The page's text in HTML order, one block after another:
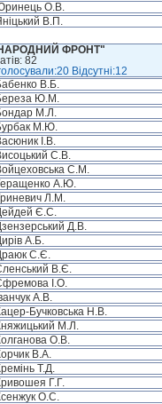
О.В.
В.П.
"НАРОДНИЙ ФРОНТ"
82
Відсутні:12
В.Б.
Ю.М.
М.Л.
М.Ю.
І.В.
С.В.
С.М.
А.Ю.
Л.М.
Є.С.
Д.В.
А.Б.
С.Є.
В.Є.
І.О.
А.В.
Бучковська Н.В.
М.Л.
О.В.
В.А.
Т.Д.
Г.Г.
О.С.